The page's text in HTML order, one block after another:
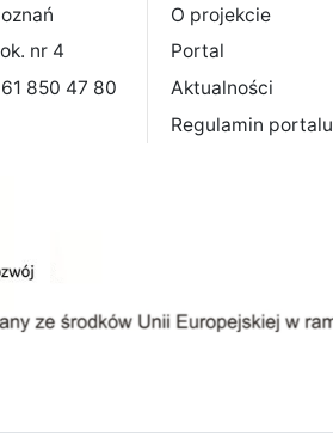
nr 4
850 47 80
O projekcie
Portal
Aktualności
Regulamin portalu